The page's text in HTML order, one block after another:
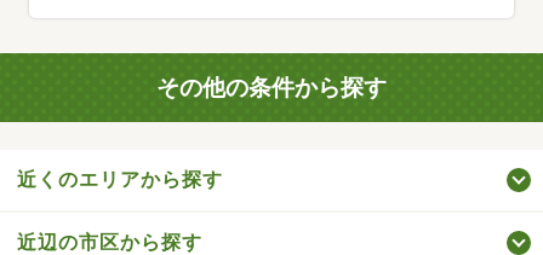
その他の条件から探す
近くのエリアから探す
近辺の市区から探す